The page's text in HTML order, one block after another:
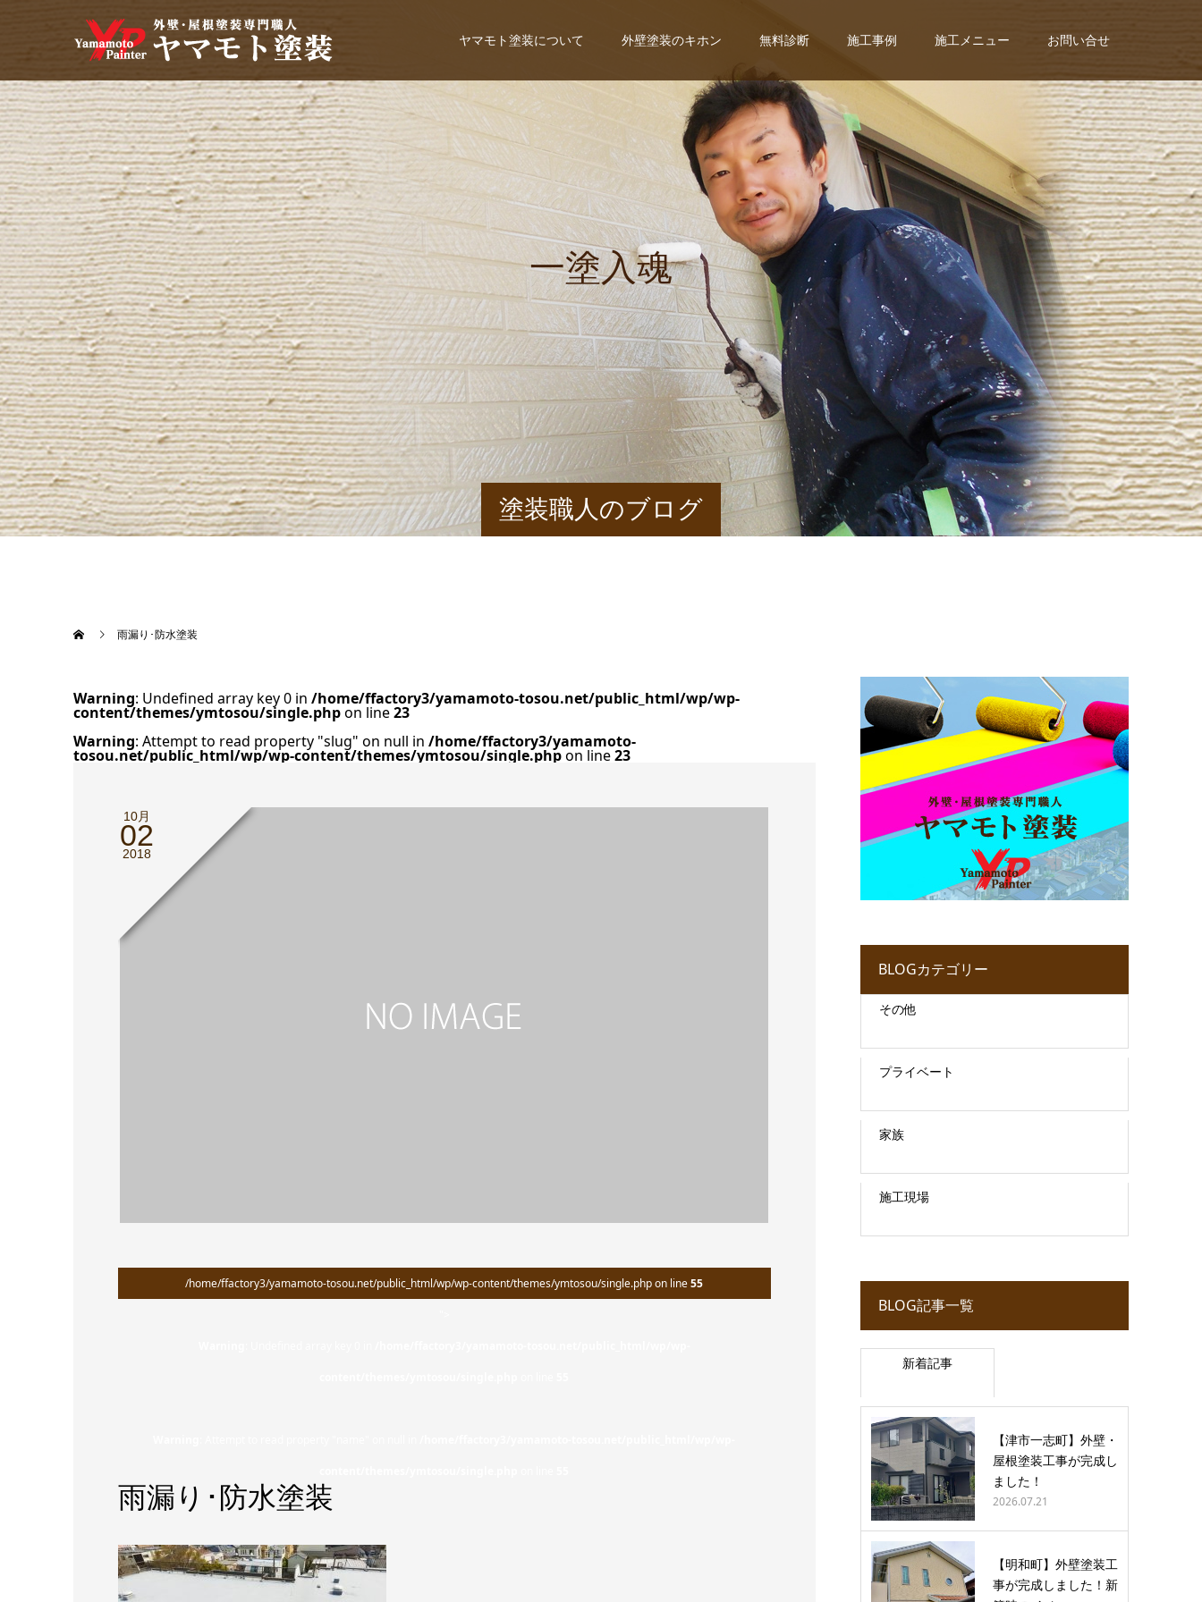
ヤマモト塗装について 外壁塗装のキホン 無料診断 施工事例 施工メニュー お問い合せ
塗装職人のブログ
一塗入魂
雨漏り･防水塗装
Warning: Undefined array key 0 in /home/ffactory3/yamamoto-tosou.net/public_html/wp/wp-
content/themes/ymtosou/single.phpon line23
Warning: Attempt to read property "slug" on null in /home/ffactory3/yamamoto-
tosou.net/public_html/wp/wp-content/themes/ymtosou/single.phpon line23
10月
02
2018
/home/ffactory3/yamamoto-tosou.net/public_html/wp/wp-content/themes/ymtosou/single.php on line55
雨漏り･防水塗装
BLOGカテゴリー
その他
プライベート
家族
施工現場
BLOG記事一覧
新着記事
【津市一志町】外壁・
屋根塗装工事が完成し
ました！
2026.07.21
【明和町】外壁塗装工
事が完成しました！新